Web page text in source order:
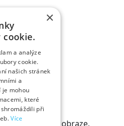
Královny jsou v obraze.
×
cookie.
a analýze
cookie.
našich stránek
a
je mohou
které
při
Více